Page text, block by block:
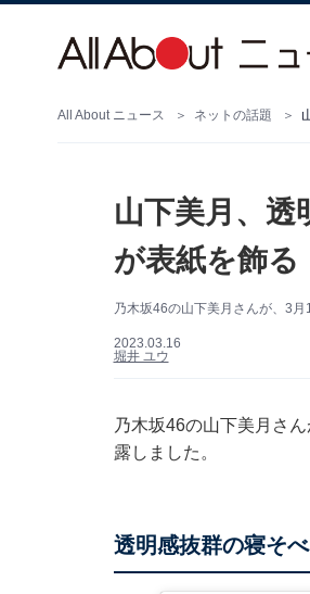
All About ニュース ネットの話題
山下美月、
が表紙を飾
乃木坂46の山下美月さんが、3
2023.03.16
堀井 ユウ
乃木坂46の山下美月さ
露しました。
透明感抜群の寝そ